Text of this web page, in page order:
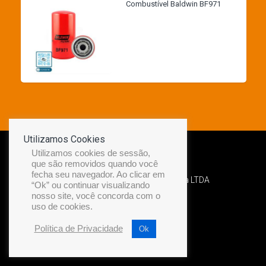
Combustível Baldwin BF971
Desenvolvido por Diamond Náutica LTDA
Utilizamos Cookies
Utilizamos cookies de sessão,
que são removidos quando você
fecha seu navegador. Ao clicar em
“Ok” ou continuar visualizando
nosso site, você concorda com o
uso de cookies.
Política de Privacidade Ok